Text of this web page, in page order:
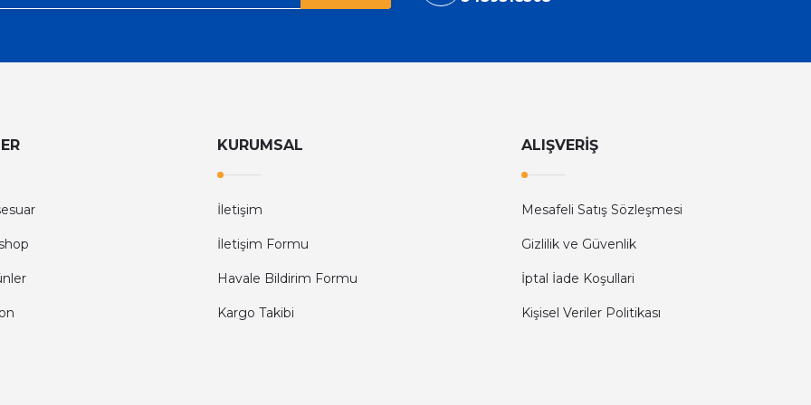
KURUMSAL
İletişim
İletişim Formu
Havale Bildirim Formu
Kargo Takibi
ALIŞVERİŞ
Mesafeli Satış Sözleşmesi
Gizlilik ve Güvenlik
İptal İade Koşullari
Kişisel Veriler Politikası